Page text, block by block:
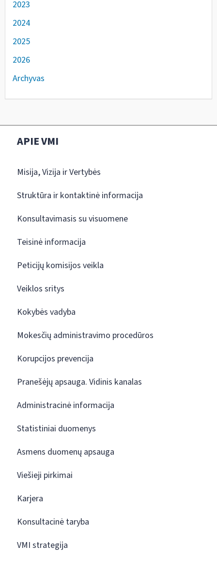
2023
2024
2025
2026
Archyvas
APIE VMI
Misija, Vizija ir Vertybės
Struktūra ir kontaktinė informacija
Konsultavimasis su visuomene
Teisinė informacija
Peticijų komisijos veikla
Veiklos sritys
Kokybės vadyba
Mokesčių administravimo procedūros
Korupcijos prevencija
Pranešėjų apsauga. Vidinis kanalas
Administracinė informacija
Statistiniai duomenys
Asmens duomenų apsauga
Viešieji pirkimai
Karjera
Konsultacinė taryba
VMI strategija